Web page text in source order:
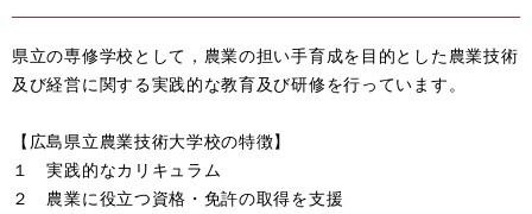
県立の専修学校として，農業の担い手育成を目的とした農業技術
及び経営に関する実践的な教育及び研修を行っています。
【広島県立農業技術大学校の特徴】
１ 実践的なカリキュラム
２ 農業に役立つ資格・免許の取得を支援